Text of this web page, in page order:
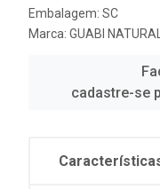
Embalagem: SC
Marca: GUABI NATURAL
cadastre-se